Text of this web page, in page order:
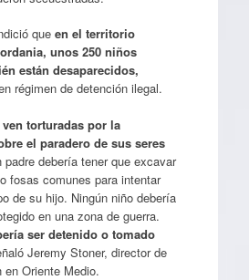
que en el territorio
unos 250 niños
están desaparecidos,
régimen de detención ilegal.
torturadas por la
el paradero de sus seres
padre debería tener que excavar
fosas comunes para intentar
de su hijo. Ningún niño debería
en una zona de guerra.
ser detenido o tomado
Jeremy Stoner, director de
Oriente Medio.